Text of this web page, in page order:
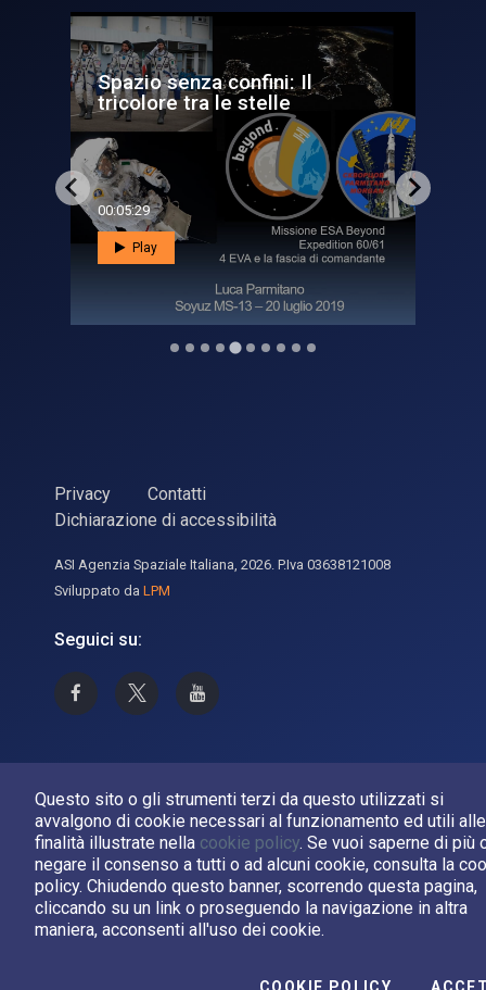
Questo sito o gli strumenti terzi da questo utilizzati si
avvalgono di cookie necessari al funzionamento ed utili alle
finalità illustrate nella cookie policy. Se vuoi saperne di più
negare il consenso a tutti o ad alcuni cookie, consulta la
policy. Chiudendo questo banner, scorrendo questa pagina,
cliccando su un link o proseguendo la navigazione in altra
maniera, acconsenti all'uso dei cookie.
Spazio senza confini: Il
tricolore tra le stelle
00:05:29
Play
Privacy
Contatti
Dichiarazione di accessibilità
ASI Agenzia Spaziale Italiana, 2026. P.Iva 03638121008
Sviluppato da LPM
Seguici su:
Asi su Facebook
Asi su XCanale Asi su YouTube